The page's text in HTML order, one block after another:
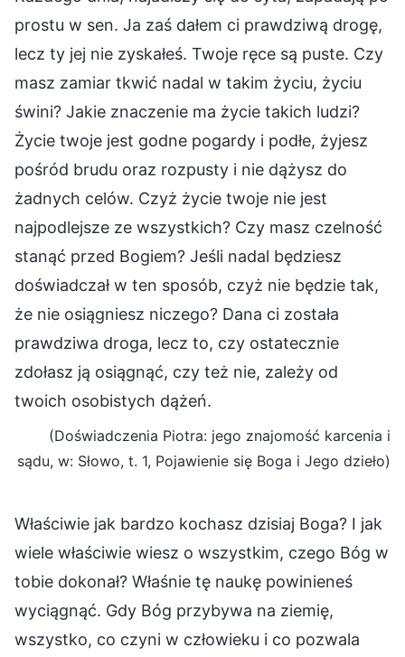
prostu w sen. Ja zaś dałem ci prawdziwą drogę,
lecz ty jej nie zyskałeś. Twoje ręce są puste. Czy
masz zamiar tkwić nadal w takim życiu, życiu
świni? Jakie znaczenie ma życie takich ludzi?
Życie twoje jest godne pogardy i podłe, żyjesz
pośród brudu oraz rozpusty i nie dążysz do
żadnych celów. Czyż życie twoje nie jest
najpodlejsze ze wszystkich? Czy masz czelność
stanąć przed Bogiem? Jeśli nadal będziesz
doświadczał w ten sposób, czyż nie będzie tak,
że nie osiągniesz niczego? Dana ci została
prawdziwa droga, lecz to, czy ostatecznie
zdołasz ją osiągnąć, czy też nie, zależy od
twoich osobistych dążeń.
(Doświadczenia Piotra: jego znajomość karcenia i
sądu, w: Słowo, t. 1, Pojawienie się Boga i Jego dzieło)
Właściwie jak bardzo kochasz dzisiaj Boga? I jak
wiele właściwie wiesz o wszystkim, czego Bóg w
tobie dokonał? Właśnie tę naukę powinieneś
wyciągnąć. Gdy Bóg przybywa na ziemię,
wszystko, co czyni w człowieku i co pozwala